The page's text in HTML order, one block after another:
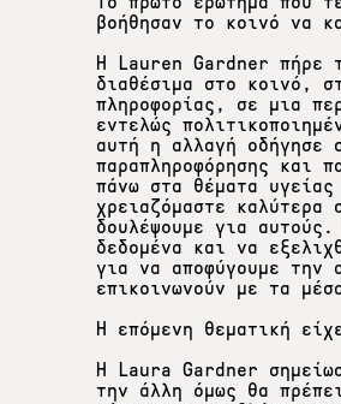
βοήθησαν το κοινό να
Η Lauren Gardner πήρε
διαθέσιμα στο κοινό,
πληροφορίας, σε μια
εντελώς
αυτή η αλλαγή οδήγησε
παραπληροφόρησης και
πάνω στα θέματα
χρειαζόμαστε
δουλέψουμε για
δεδομένα και να
για να αποφύγουμε την
επικοινωνούν με τα
Η επόμενη θεματική
Η Laura Gardner
την άλλη όμως θα